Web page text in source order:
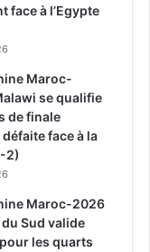
face à l’Egypte
Maroc-
se qualifie
de finale
face à la
2)
Maroc-2026
du Sud valide
les quarts